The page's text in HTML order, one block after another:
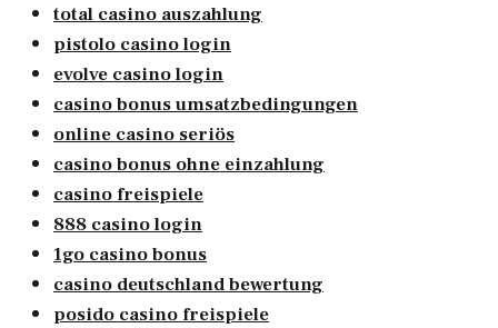
total casino auszahlung
pistolo casino login
evolve casino login
casino bonus umsatzbedingungen
online casino seriös
casino bonus ohne einzahlung
casino freispiele
888 casino login
1go casino bonus
casino deutschland bewertung
posido casino freispiele